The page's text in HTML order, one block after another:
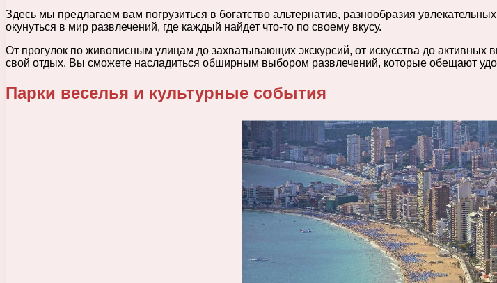
Здесь мы предлагаем вам погрузиться в богатство альтернатив, разнообразия
окунуться в мир развлечений, где каждый найдет что-то по своему вкусу.
От прогулок по живописным улицам до захватывающих экскурсий, от искусства до активных
свой отдых. Вы сможете насладиться обширным выбором развлечений, которые обещают
Парки веселья и культурные события